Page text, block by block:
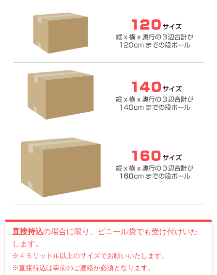
直接持込の場合に限り、ビニール袋でも受け付けいた
します。
※４５リットル以上のサイズでお願いいたします。
※直接持込は事前のご連絡が必須となります。